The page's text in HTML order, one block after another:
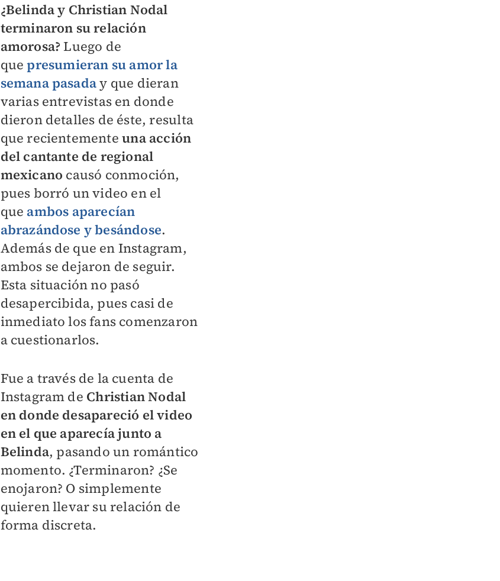
¿Belinda y Christian Nodal
terminaron su relación
amorosa?Luego de
quepresumieran su amor la
semana pasaday que dieran
varias entrevistas en donde
dieron detalles de éste, resulta
que recientementeuna acción
del cantante de regional
mexicano causó conmoción,
pues borró un video en el
que ambos aparecían
abrazándose y besándose.
Además de que en Instagram,
ambos se dejaron de seguir.
Esta situación no pasó
desapercibida, pues casi de
inmediato los fans comenzaron
a cuestionarlos.
Fue a través de la cuenta de
Instagram de Christian Nodal
en donde desapareció el video
en el que aparecía junto a
Belinda, pasando un romántico
momento. ¿Terminaron? ¿Se
enojaron? O simplemente
quieren llevar su relación de
forma discreta.